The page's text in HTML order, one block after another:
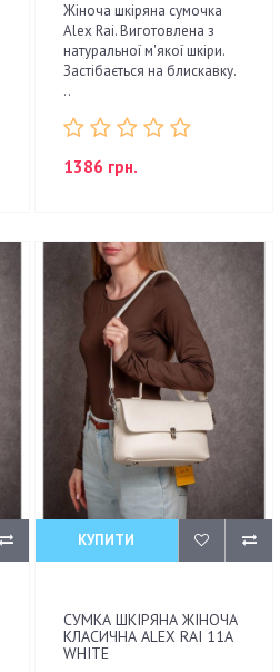
Жіноча шкіряна сумочка
Alex Rai. Виготовлена з
натуральної м'якої шкіри.
Застібається на блискавку.
..
1386 грн.
КУПИТИ
СУМКА ШКІРЯНА ЖІНОЧА
КЛАСИЧНА ALEX RAI 11A
WHITE